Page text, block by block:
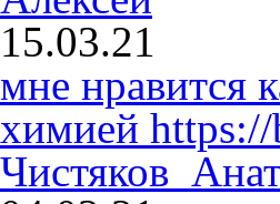
15.03.21
мне нравится
химией
Чистяков